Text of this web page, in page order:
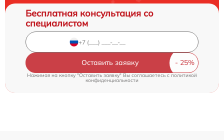
Бесплатная консультация со
специалистом
Оставить заявку
Нажимая на кнопку "Оставить заявку" Вы соглашаетесь c политикой
конфиденциальности